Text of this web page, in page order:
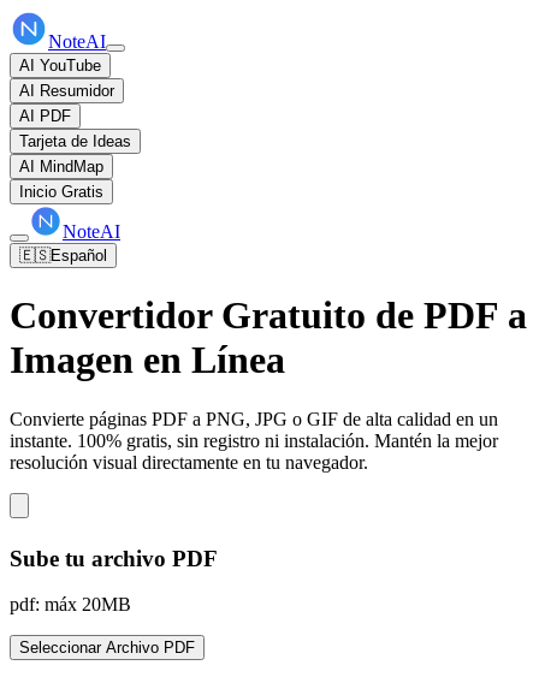
NoteAI
AI YouTube
AI Resumidor
AI PDF
Tarjeta de Ideas
AI MindMap
Inicio Gratis
NoteAI
🇪🇸Español
Convertidor Gratuito de PDF a
Imagen en Línea
Convierte páginas PDF a PNG, JPG o GIF de alta calidad en un
instante. 100% gratis, sin registro ni instalación. Mantén la mejor
resolución visual directamente en tu navegador.
Sube tu archivo PDF
pdf: máx 20MB
Seleccionar Archivo PDF